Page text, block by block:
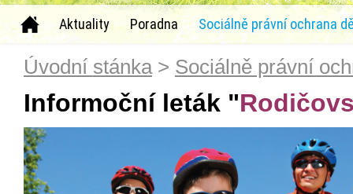
Aktuality Poradna Sociálně právní ochrana
Úvodní stánka> Sociálně právní
Informoční leták "